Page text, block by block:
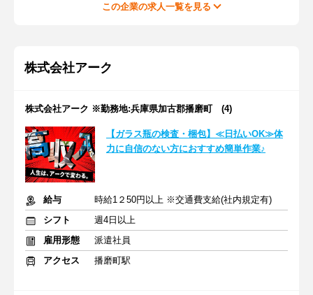
この企業の求人一覧を見る
株式会社アーク
株式会社アーク ※勤務地:兵庫県加古郡播磨町 (4)
【ガラス瓶の検査・梱包】≪日払いOK≫体
力に自信のない方におすすめ簡単作業♪
給与
時給1２50円以上 ※交通費支給(社内規定有)
シフト
週4日以上
雇用形態
派遣社員
アクセス
播磨町駅